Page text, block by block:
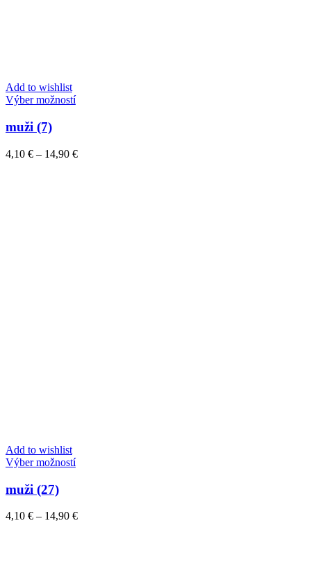
Add to wishlist
Výber možnostíTento
variantov.
Možnosti
muži (7)
4,10 € – 14,90 €Price
Add to wishlist
Výber možnostíTento
variantov.
muži (27)
4,10 € – 14,90 €Price